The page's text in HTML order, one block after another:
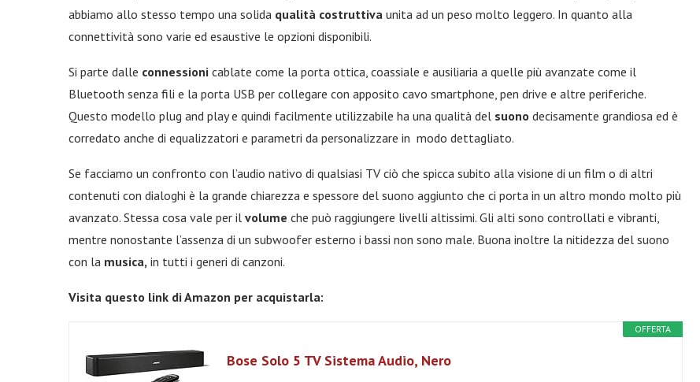
abbiamo allo stesso tempo una solida qualità costruttiva unita ad un peso molto leggero. In quanto alla
connettività sono varie ed esaustive le opzioni disponibili.
Si parte dalle connessioni cablate come la porta ottica, coassiale e ausiliaria a quelle più avanzate come il
Bluetooth senza fili e la porta USB per collegare con apposito cavo smartphone, pen drive e altre periferiche.
Questo modello plug and play e quindi facilmente utilizzabile ha una qualità del suono decisamente grandiosa ed è
corredato anche di equalizzatori e parametri da personalizzare in modo dettagliato.
Se facciamo un confronto con l’audio nativo di qualsiasi TV ciò che spicca subito alla visione di un film o di altri
contenuti con dialoghi è la grande chiarezza e spessore del suono aggiunto che ci porta in un altro mondo molto più
avanzato. Stessa cosa vale per il volume che può raggiungere livelli altissimi. Gli alti sono controllati e vibranti,
mentre nonostante l’assenza di un subwoofer esterno i bassi non sono male. Buona inoltre la nitidezza del suono
con la musica, in tutti i generi di canzoni.
Visita questo link di Amazon per acquistarla:
OFFERTA
Bose Solo 5 TV Sistema Audio, Nero